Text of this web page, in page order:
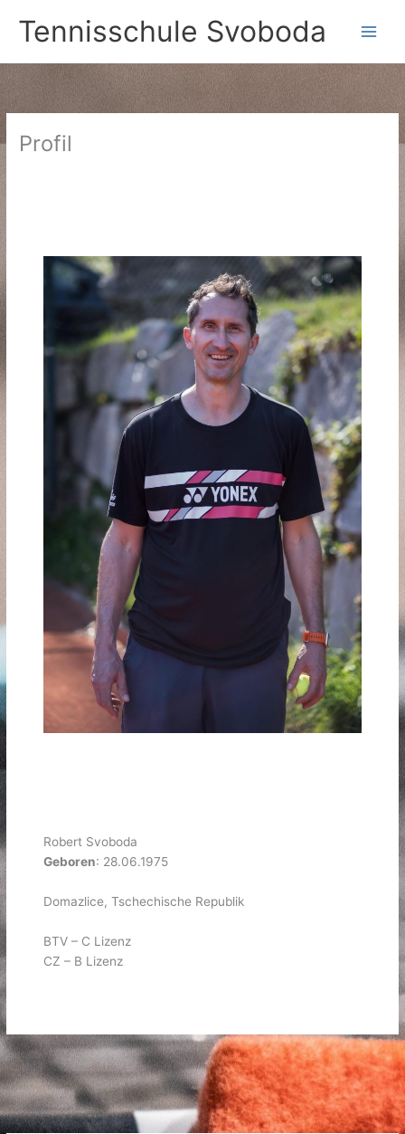
Tennisschule Svoboda
Profil
Robert Svoboda
Geboren: 28.06.1975
Domazlice, Tschechische Republik
BTV – C Lizenz
CZ – B Lizenz